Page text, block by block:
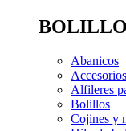
BOLILLO
Abanicos
Alfileres
Bolillos
Cojines y